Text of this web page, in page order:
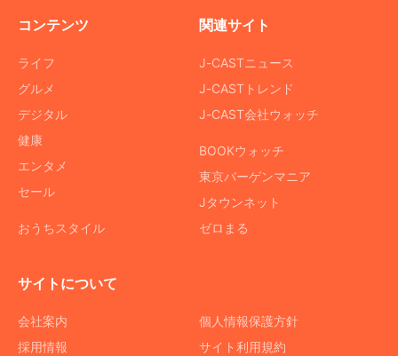
コンテンツ
ライフ
グルメ
デジタル
健康
エンタメ
セール
おうちスタイル
関連サイト
J-CASTニュース
J-CASTトレンド
J-CAST会社ウォッチ
BOOKウォッチ
東京バーゲンマニア
Jタウンネット
ゼロまる
サイトについて
会社案内
採用情報
個人情報保護方針
サイト利用規約